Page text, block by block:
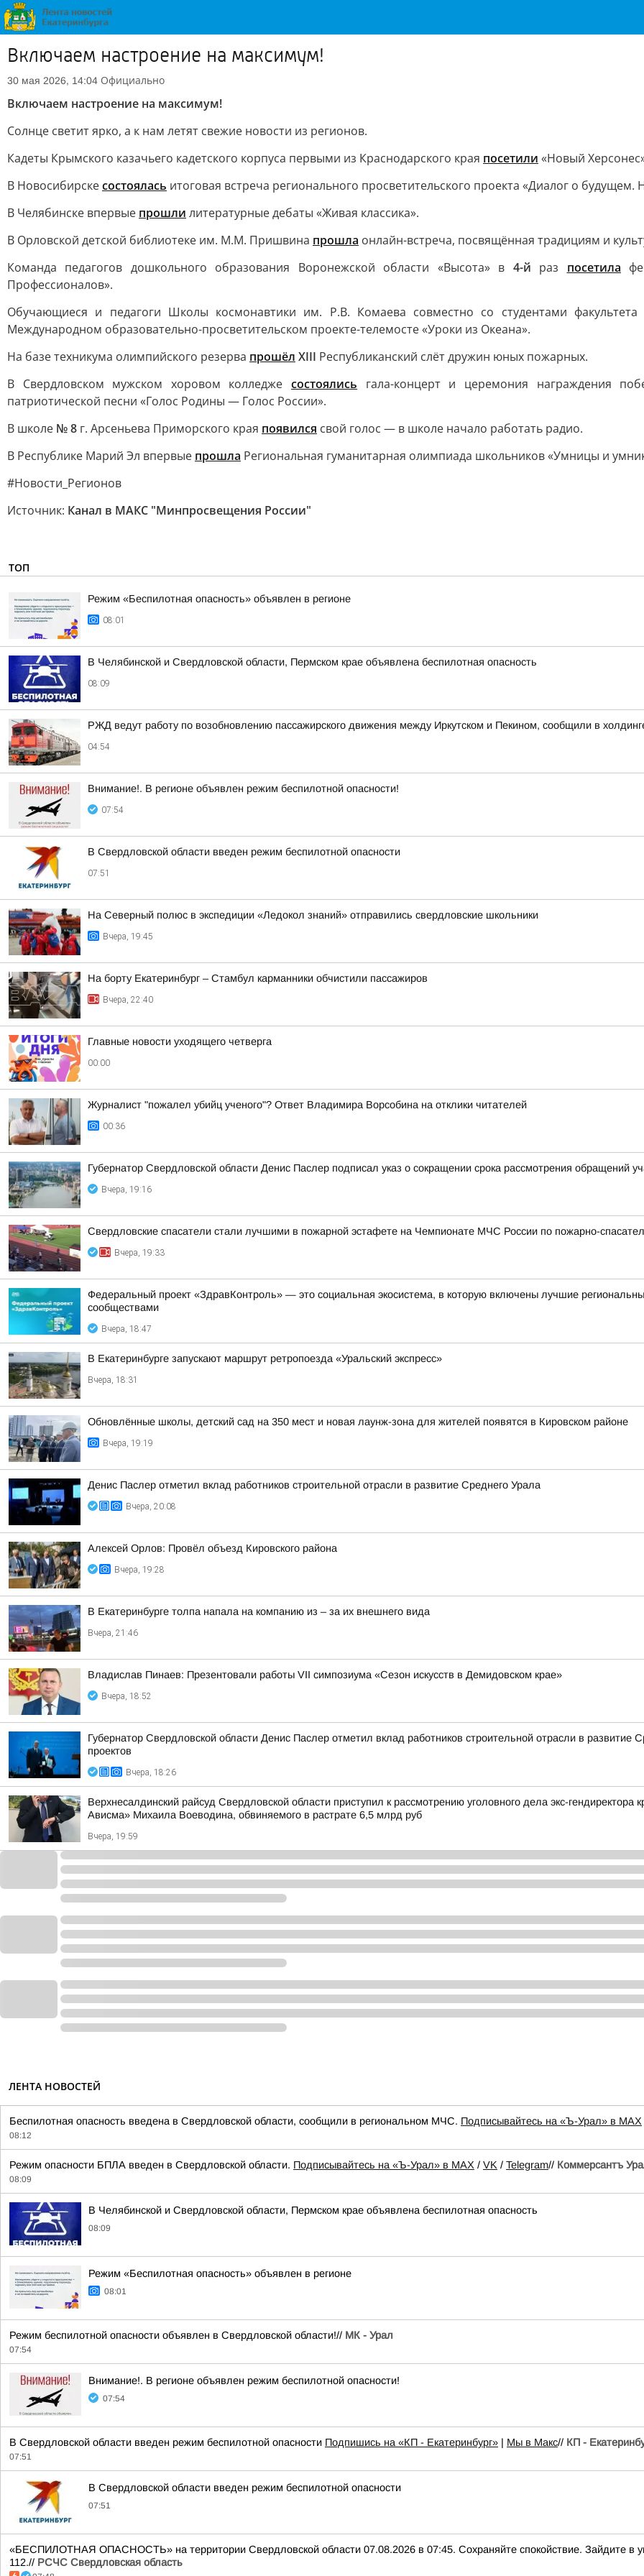
Включаем настроение на максимум!
30 мая 2026, 14:04 Официально
Включаем настроение на максимум!
Солнце светит ярко, а к нам летят свежие новости из регионов.
Кадеты Крымского казачьего кадетского корпуса первыми из Краснодарского края посетили «Новый
В Новосибирскесостоялась итоговая встреча регионального просветительского проекта «Диалог о будущем.
В Челябинске впервые прошли литературные дебаты «Живая классика».
В Орловской детской библиотеке им. М.М. Пришвина прошла онлайн-встреча, посвящённая традициям и
Команда педагогов дошкольного образования Воронежской области «Высота» в 4-й раз посетила
Профессионалов».
Обучающиеся и педагоги Школы космонавтики им. Р.В. Комаева совместно со студентами
Международном образовательно-просветительском проекте-телемосте «Уроки из Океана».
На базе техникума олимпийского резерва прошёл XIII Республиканский слёт дружин юных пожарных.
В Свердловском мужском хоровом колледжесостоялись гала-концерт и церемония награждения
патриотической песни «Голос Родины — Голос России».
В школе № 8 г. Арсеньева Приморского края появился свой голос — в школе начало работать радио.
В Республике Марий Эл впервые прошла Региональная гуманитарная олимпиада школьников «Умницы и
#Новости_Регионов
Источник: Канал в МАКС "Минпросвещения России"
ТОП
Режим «Беспилотная опасность» объявлен в регионе
08:01
В Челябинской и Свердловской области, Пермском крае объявлена беспилотная опасность
08:09
РЖД ведут работу по возобновлению пассажирского движения между Иркутском и Пекином, сообщили в
04:54
Внимание!. В регионе объявлен режим беспилотной опасности!
07:54
В Свердловской области введен режим беспилотной опасности
07:51
На Северный полюс в экспедиции «Ледокол знаний» отправились свердловские школьники
Вчера, 19:45
На борту Екатеринбург – Стамбул карманники обчистили пассажиров
Вчера, 22:40
Главные новости уходящего четверга
00:00
Журналист "пожалел убийц ученого"? Ответ Владимира Ворсобина на отклики читателей
00:36
Губернатор Свердловской области Денис Паслер подписал указ о сокращении срока рассмотрения обращений
Вчера, 19:16
Свердловские спасатели стали лучшими в пожарной эстафете на Чемпионате МЧС России по пожарно-
Вчера, 19:33
Федеральный проект «ЗдравКонтроль» — это социальная экосистема, в которую включены лучшие
сообществами
Вчера, 18:47
В Екатеринбурге запускают маршрут ретропоезда «Уральский экспресс»
Вчера, 18:31
Обновлённые школы, детский сад на 350 мест и новая лаунж-зона для жителей появятся в Кировском районе
Вчера, 19:19
Денис Паслер отметил вклад работников строительной отрасли в развитие Среднего Урала
Вчера, 20:08
Алексей Орлов: Провёл объезд Кировского района
Вчера, 19:28
В Екатеринбурге толпа напала на компанию из – за их внешнего вида
Вчера, 21:46
Владислав Пинаев: Презентовали работы VII симпозиума «Сезон искусств в Демидовском крае»
Вчера, 18:52
Губернатор Свердловской области Денис Паслер отметил вклад работников строительной отрасли в
проектов
Вчера, 18:26
Верхнесалдинский райсуд Свердловской области приступил к рассмотрению уголовного дела экс-
Ависма» Михаила Воеводина, обвиняемого в растрате 6,5 млрд руб
Вчера, 19:59
ЛЕНТА НОВОСТЕЙ
Беспилотная опасность введена в Свердловской области, сообщили в региональном МЧС. Подписывайтесь на «Ъ-Урал» в MAX
08:12
Режим опасности БПЛА введен в Свердловской области. Подписывайтесь на «Ъ-Урал» в MAX / VK / Telegram// Коммерсантъ
08:09
В Челябинской и Свердловской области, Пермском крае объявлена беспилотная опасность
08:09
Режим «Беспилотная опасность» объявлен в регионе
08:01
Режим беспилотной опасности объявлен в Свердловской области!// МК - Урал
07:54
Внимание!. В регионе объявлен режим беспилотной опасности!
07:54
В Свердловской области введен режим беспилотной опасности Подпишись на «КП - Екатеринбург» | Мы в Maкс// КП -
07:51
В Свердловской области введен режим беспилотной опасности
07:51
«БЕСПИЛОТНАЯ ОПАСНОСТЬ» на территории Свердловской области 07.08.2026 в 07:45. Сохраняйте спокойствие. Зайдите в
112.// РСЧС Свердловская область